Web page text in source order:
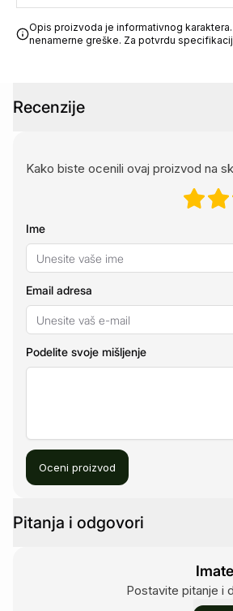
Opis proizvoda je informativnog
nenamerne greške. Za potvrdu
Recenzije
Kako biste ocenili ovaj proizvod na
Ime
Email adresa
Podelite svoje mišljenje
Oceni proizvod
Pitanja i odgovori
Postavite pitanje i